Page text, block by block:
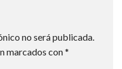
no será publicada.
marcados con*